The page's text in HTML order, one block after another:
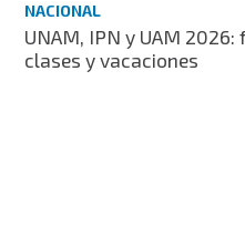
NACIONAL
UNAM, IPN y UAM
clases y vacaciones